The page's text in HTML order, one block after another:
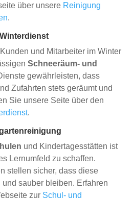
über unsere Reinigung
.
und Mitarbeiter im Winter
Schneeräum- und
gewährleisten, dass
Zufahrten stets geräumt und
Sie unsere Seite über den
.
und Kindertagesstätten ist
Lernumfeld zu schaffen.
stellen sicher, dass diese
und sauber bleiben. Erfahren
zur Schul- und